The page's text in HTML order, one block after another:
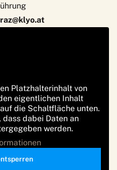
Platzhalterinhalt von
eigentlichen Inhalt
die Schaltfläche unten.
dabei Daten an
werden.